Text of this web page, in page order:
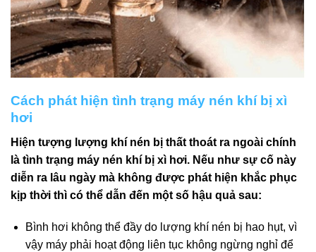
Cách phát hiện tình trạng máy nén khí bị xì
hơi
Hiện tượng lượng khí nén bị thất thoát ra ngoài chính
là tình trạng máy nén khí bị xì hơi. Nếu như sự cố này
diễn ra lâu ngày mà không được phát hiện khắc phục
kịp thời thì có thể dẫn đến một số hậu quả sau:
Bình hơi không thể đầy do lượng khí nén bị hao hụt, vì
vậy máy phải hoạt động liên tục không ngừng nghỉ để